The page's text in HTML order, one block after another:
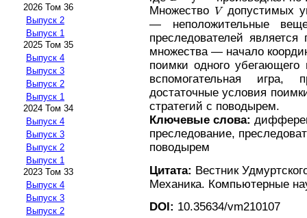
2026 Том 36
Выпуск 2
Выпуск 1
2025 Том 35
Выпуск 4
Выпуск 3
Выпуск 2
Выпуск 1
2024 Том 34
Выпуск 4
Выпуск 3
Выпуск 2
Выпуск 1
2023 Том 33
Выпуск 4
Выпуск 3
Выпуск 2
Множество
V
V допустимых
— неположительные
преследователей
множества — начало
поимки одного убегающего
вспомогательная
достаточные условия
стратегий с поводырем.
Ключевые слова:
преследование,
поводырем
Цитата: Вестник
Механика. Компьютерные
DOI: 10.35634/vm210107